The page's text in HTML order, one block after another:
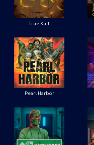
True Kult
Pearl Harbor